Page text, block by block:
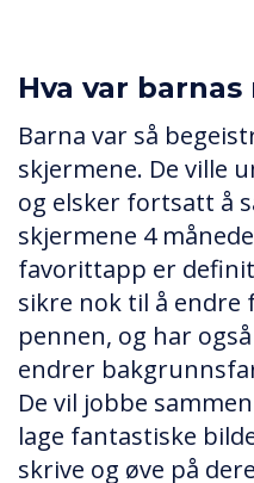
Hva var
Barna var så
skjermene. De ville
og elsker fortsatt å
skjermene 4
favorittapp er
sikre nok til å endre
pennen, og har
endrer
De vil jobbe
lage fantastiske
skrive og øve på